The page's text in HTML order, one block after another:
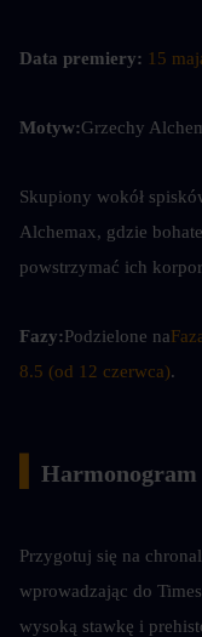
Data premiery: 15
Motyw:Grzechy
Skupiony wokół
Alchemax, gdzie
powstrzymać ich
Fazy:Podzielone na
8.5 (od 12 czerwca).
Harmonogram
Przygotuj się na
wprowadzając do
wysoką stawkę i